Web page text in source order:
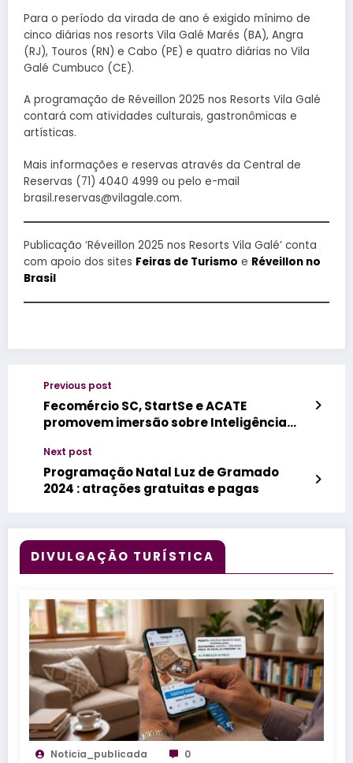
Para o período da virada de ano é exigido mínimo de
cinco diárias nos resorts Vila Galé Marés (BA), Angra
(RJ), Touros (RN) e Cabo (PE) e quatro diárias no Vila
Galé Cumbuco (CE).
A programação de Réveillon 2025 nos Resorts Vila Galé
contará com atividades culturais, gastronômicas e
artísticas.
Mais informações e reservas através da Central de
Reservas (71) 4040 4999 ou pelo e-mail
brasil.reservas@vilagale.com.
Publicação ‘Réveillon 2025 nos Resorts Vila Galé’ conta
com apoio dos sites Feiras de Turismo e Réveillon no
Brasil
Previous post
Fecomércio SC, StartSe e ACATE
promovem imersão sobre Inteligência
Next post
Programação Natal Luz de Gramado
2024 : atrações gratuitas e pagas
DIVULGAÇÃO TURÍSTICA
Noticia_publicada 0